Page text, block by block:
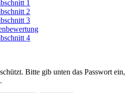
1
2
3
4
Bitte gib unten das Passwort ein,